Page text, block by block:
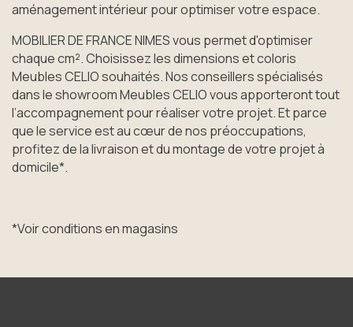
aménagement intérieur pour optimiser votre espace.
MOBILIER DE FRANCE NIMES vous permet d'optimiser
chaque cm². Choisissez les dimensions et coloris
Meubles CELIO souhaités. Nos conseillers spécialisés
dans le showroom Meubles CELIO vous apporteront tout
l’accompagnement pour réaliser votre projet. Et parce
que le service est au cœur de nos préoccupations,
profitez de la livraison et du montage de votre projet à
domicile*.
*Voir conditions en magasins